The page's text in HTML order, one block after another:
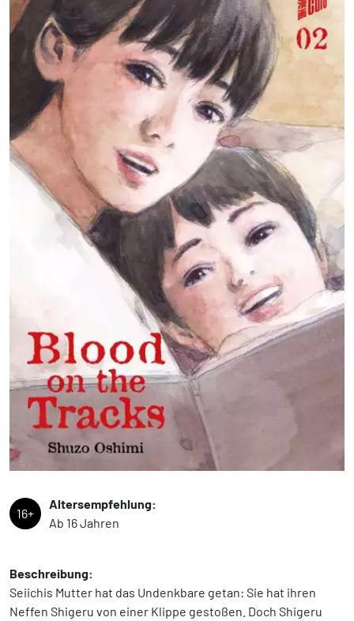
16+
Altersempfehlung:
Ab 16 Jahren
Beschreibung:
Seiichis Mutter hat das Undenkbare getan: Sie hat ihren
Neffen Shigeru von einer Klippe gestoßen. Doch Shigeru